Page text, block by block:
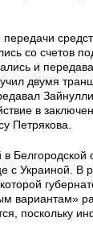
со счетов
и
двумя
в
Петрякова.
Белгородской
с Украиной. В
вариантам»
поскольку